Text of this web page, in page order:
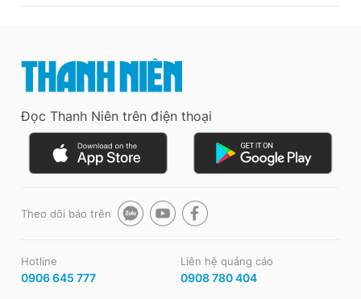
Đọc Thanh Niên trên điện thoại
Theo dõi báo trên
Hotline
0906 645 777
Liên hệ quảng cáo
0908 780 404